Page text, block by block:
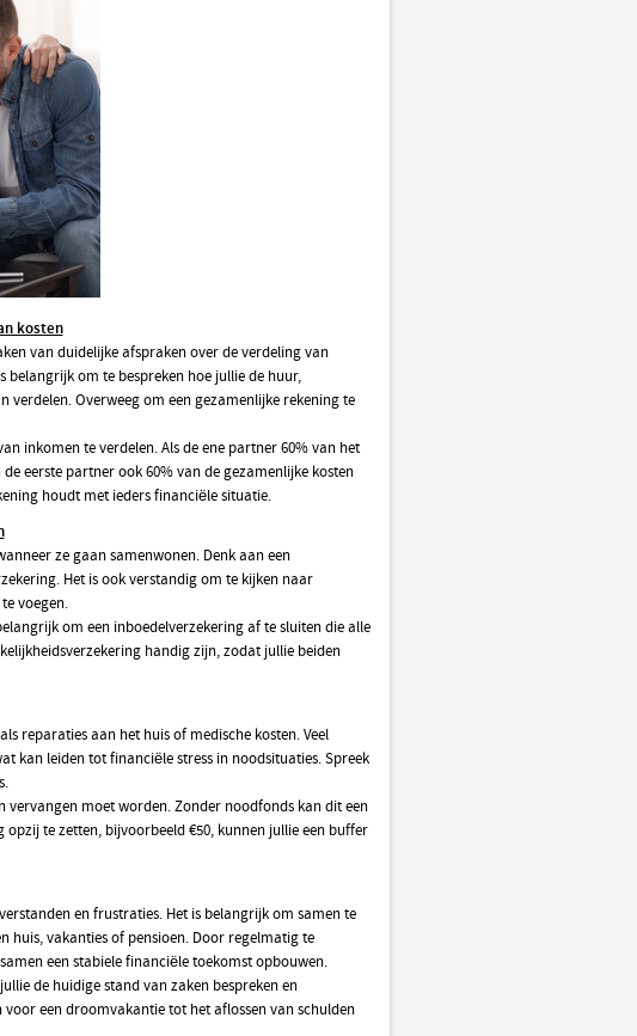
kosten
van duidelijke afspraken over de verdeling van
belangrijk om te bespreken hoe jullie de huur,
Overweeg om een gezamenlijke rekening te
inkomen te verdelen. Als de ene partner 60% van het
eerste partner ook 60% van de gezamenlijke kosten
houdt met ieders financiële situatie.
ze gaan samenwonen. Denk aan een
Het is ook verstandig om te kijken naar
voegen.
om een inboedelverzekering af te sluiten die alle
handig zijn, zodat jullie beiden
reparaties aan het huis of medische kosten. Veel
kan leiden tot financiële stress in noodsituaties. Spreek
vervangen moet worden. Zonder noodfonds kan dit een
te zetten, bijvoorbeeld €50, kunnen jullie een buffer
en frustraties. Het is belangrijk om samen te
huis, vakanties of pensioen. Door regelmatig te
een stabiele financiële toekomst opbouwen.
de huidige stand van zaken bespreken en
een droomvakantie tot het aflossen van schulden